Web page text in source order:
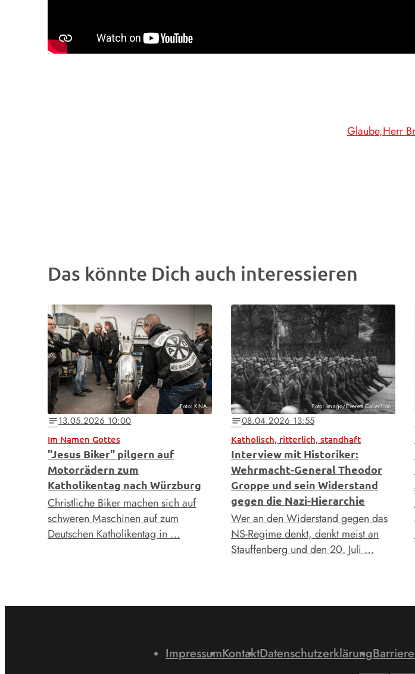
Glaube Herr
Das könnte Dich auch interessieren
Foto: KNA
notes13.05.2026 10:00
Im Namen Gottes
"Jesus Biker" pilgern auf
Motorrädern zum
Katholikentag nach Würzburg
Christliche Biker machen sich auf
schweren Maschinen auf zum
Deutschen Katholikentag in …
Foto: Imago/Everett Collection
notes08.04.2026 13:55
Katholisch, ritterlich, standhaft
Interview mit Historiker:
Wehrmacht-General Theodor
Groppe und sein Widerstand
gegen die Nazi-Hierarchie
Wer an den Widerstand gegen das
NS-Regime denkt, denkt meist an
Stauffenberg und den 20. Juli …
ImpressumKontaktDatenschutzerklärung